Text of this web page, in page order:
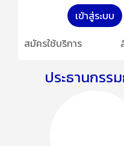
เข้าสู่ระบบ
สมัครใช้บริการ
ประธานกรร